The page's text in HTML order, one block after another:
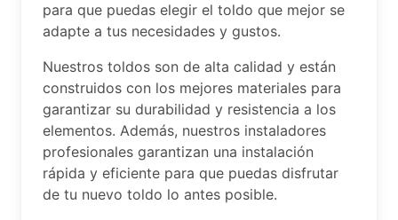
para que puedas elegir el toldo que mejor se
adapte a tus necesidades y gustos.
Nuestros toldos son de alta calidad y están
construidos con los mejores materiales para
garantizar su durabilidad y resistencia a los
elementos. Además, nuestros instaladores
profesionales garantizan una instalación
rápida y eficiente para que puedas disfrutar
de tu nuevo toldo lo antes posible.